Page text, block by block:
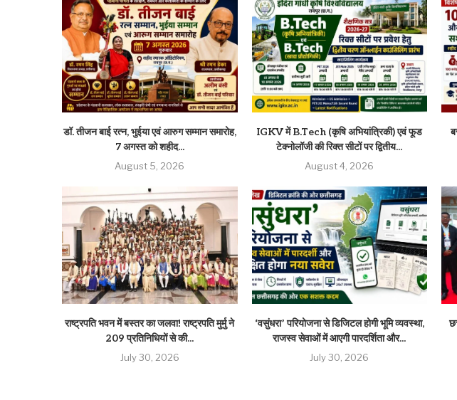
डॉ. तीजन बाई रत्न, भुईया एवं आरुग सम्मान समारोह,
7 अगस्त को शहीद...
August 5, 2026
IGKV में B.Tech (कृषि अभियांत्रिकी) एवं फूड
टेक्नोलॉजी की रिक्त सीटों पर द्वितीय...
August 4, 2026
राष्ट्रपति भवन में बस्तर का जलवा! राष्ट्रपति मुर्मु ने
209 प्रतिनिधियों से की...
July 30, 2026
‘वसुंधरा’ परियोजना से डिजिटल होगी भूमि व्यवस्था,
राजस्व सेवाओं में आएगी पारदर्शिता और...
July 30, 2026